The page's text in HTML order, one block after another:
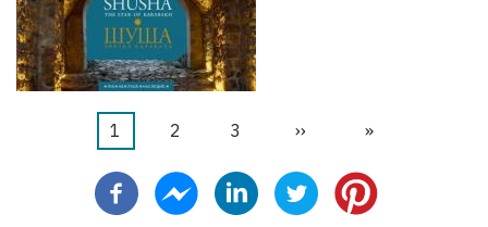
Seitennummerierung
Aktuelle
1 Seite
2 Seite
3
Nächste
››
Letzte
»